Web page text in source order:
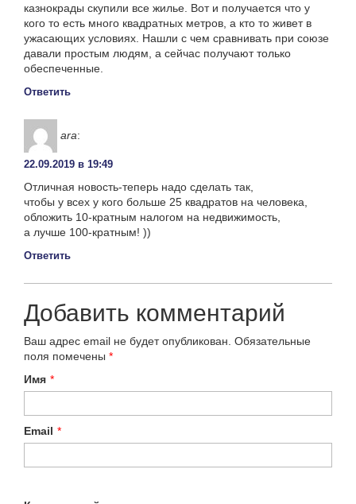
казнокрады скупили все жилье. Вот и получается что у
кого то есть много квадратных метров, а кто то живет в
ужасающих условиях. Нашли с чем сравнивать при союзе
давали простым людям, а сейчас получают только
обеспеченные.
Ответить
ara:
22.09.2019 в 19:49
Отличная новость-теперь надо сделать так,
чтобы у всех у кого больше 25 квадратов на человека,
обложить 10-кратным налогом на недвижимость,
а лучше 100-кратным! ))
Ответить
Добавить комментарий
Ваш адрес email не будет опубликован. Обязательные
поля помечены *
Имя *
Email *